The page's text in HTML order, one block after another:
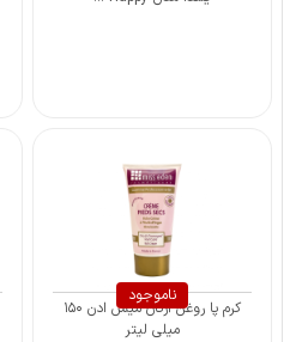
ناموجود
کرم پا روغن آرگان میس ادن ۱۵۰
میلی لیتر